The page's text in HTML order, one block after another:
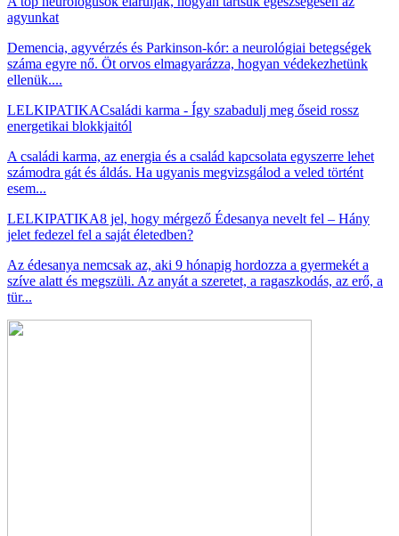
agyunkat
Demencia, agyvérzés és Parkinson-kór: a neurológiai betegségek
száma egyre nő. Öt orvos elmagyarázza, hogyan védekezhetünk
ellenük....
LELKIPATIKACsaládi karma - Így szabadulj meg őseid rossz
energetikai blokkjaitól
A családi karma, az energia és a család kapcsolata egyszerre lehet
számodra gát és áldás. Ha ugyanis megvizsgálod a veled történt
esem...
LELKIPATIKA8 jel, hogy mérgező Édesanya nevelt fel – Hány
jelet fedezel fel a saját életedben?
Az édesanya nemcsak az, aki 9 hónapig hordozza a gyermekét a
szíve alatt és megszüli. Az anyát a szeretet, a ragaszkodás, az erő, a
tür...